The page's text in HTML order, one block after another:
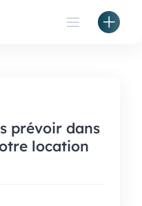
prévoir dans
location